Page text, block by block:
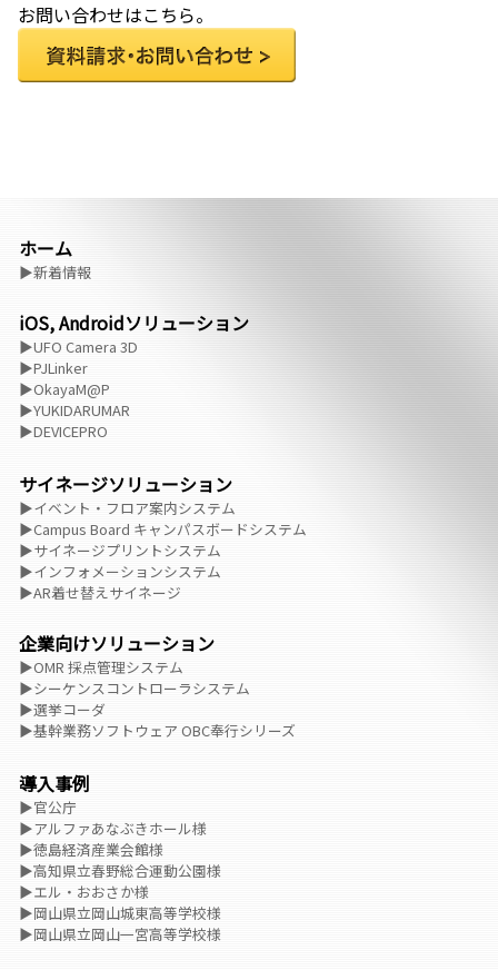
お問い合わせはこちら。
ホーム
▶新着情報
iOS, Androidソリューション
▶UFO Camera 3D
▶PJLinker
▶OkayaM@P
▶YUKIDARUMAR
▶DEVICEPRO
サイネージソリューション
▶イベント・フロア案内システム
▶Campus Board キャンパスボードシステム
▶サイネージプリントシステム
▶インフォメーションシステム
▶AR着せ替えサイネージ
企業向けソリューション
▶OMR 採点管理システム
▶シーケンスコントローラシステム
▶選挙コーダ
▶基幹業務ソフトウェア OBC奉行シリーズ
導入事例
▶官公庁
▶アルファあなぶきホール様
▶徳島経済産業会館様
▶高知県立春野総合運動公園様
▶エル・おおさか様
▶岡山県立岡山城東高等学校様
▶岡山県立岡山一宮高等学校様